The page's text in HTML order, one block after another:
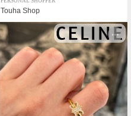
Touha Shop